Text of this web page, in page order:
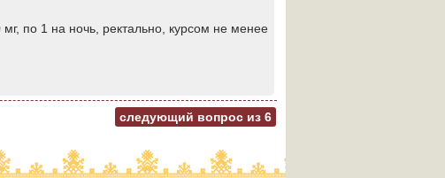
мг, по 1 на ночь, ректально, курсом не менее
следующий вопрос из 6